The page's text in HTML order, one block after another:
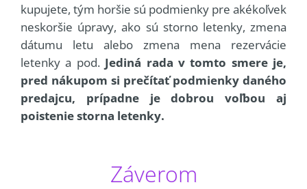
kupujete, tým horšie sú podmienky pre akékoľvek
neskoršie úpravy, ako sú storno letenky, zmena
dátumu letu alebo zmena mena rezervácie
letenky a pod. Jediná rada v tomto smere je,
pred nákupom si prečítať podmienky daného
predajcu, prípadne je dobrou voľbou aj
poistenie storna letenky.
Záverom